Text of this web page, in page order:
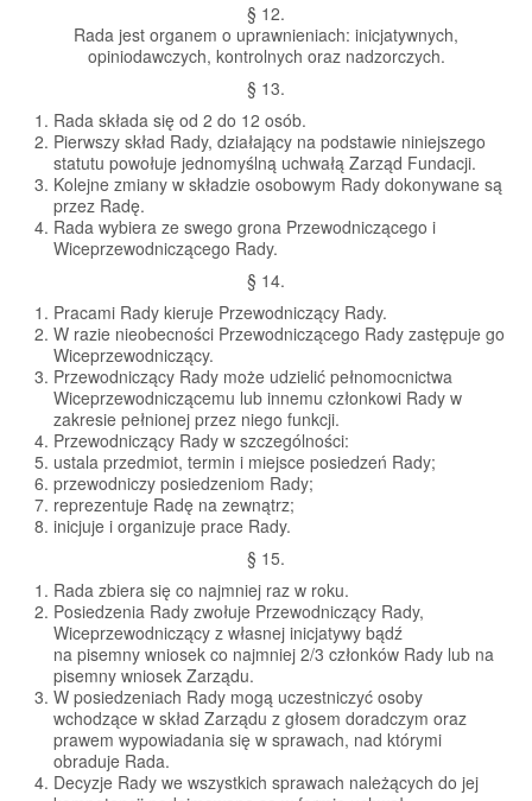
§ 12.
Rada jest organem o uprawnieniach: inicjatywnych,
opiniodawczych, kontrolnych oraz nadzorczych.
§ 13.
Rada składa się od 2 do 12 osób.
Pierwszy skład Rady, działający na podstawie niniejszego
statutu powołuje jednomyślną uchwałą Zarząd Fundacji.
Kolejne zmiany w składzie osobowym Rady dokonywane są
przez Radę.
Rada wybiera ze swego grona Przewodniczącego i
Wiceprzewodniczącego Rady.
§ 14.
Pracami Rady kieruje Przewodniczący Rady.
W razie nieobecności Przewodniczącego Rady zastępuje go
Wiceprzewodniczący.
Przewodniczący Rady może udzielić pełnomocnictwa
Wiceprzewodniczącemu lub innemu członkowi Rady w
zakresie pełnionej przez niego funkcji.
Przewodniczący Rady w szczególności:
ustala przedmiot, termin i miejsce posiedzeń Rady;
przewodniczy posiedzeniom Rady;
reprezentuje Radę na zewnątrz;
inicjuje i organizuje prace Rady.
§ 15.
Rada zbiera się co najmniej raz w roku.
Posiedzenia Rady zwołuje Przewodniczący Rady,
Wiceprzewodniczący z własnej inicjatywy bądź
na pisemny wniosek co najmniej 2/3 członków Rady lub na
pisemny wniosek Zarządu.
W posiedzeniach Rady mogą uczestniczyć osoby
wchodzące w skład Zarządu z głosem doradczym oraz
prawem wypowiadania się w sprawach, nad którymi
obraduje Rada.
Decyzje Rady we wszystkich sprawach należących do jej